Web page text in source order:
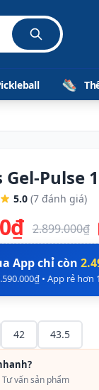
Gel-Pulse
5.0 (7 đánh giá)
2.899.000₫
App chỉ còn
• App rẻ hơn
42 43.5
vấn sản phẩm